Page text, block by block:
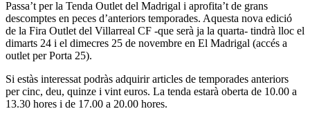
Passa’t per la Tenda Outlet del Madrigal i aprofita’t de grans
descomptes en peces d’anteriors temporades. Aquesta nova edició
de la Fira Outlet del Villarreal CF -que serà ja la quarta- tindrà lloc el
dimarts 24 i el dimecres 25 de novembre en El Madrigal (accés a
outlet per Porta 25).
Si estàs interessat podràs adquirir articles de temporades anteriors
per cinc, deu, quinze i vint euros. La tenda estarà oberta de 10.00 a
13.30 hores i de 17.00 a 20.00 hores.